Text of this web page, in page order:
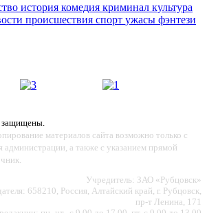
история комедия криминал культура
происшествия спорт ужасы фэнтези
защищены.
материалов сайта возможно только с
администрации, а также с указанием прямой
Учредитель: ЗАО «Рубцовск»
658210, Россия, Алтайский край, г. Рубцовск,
пр-т Ленина, 171